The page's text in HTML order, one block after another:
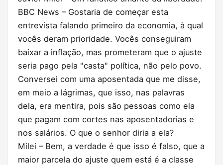
BBC News – Gostaria de começar esta
entrevista falando primeiro da economia, à qual
vocês deram prioridade. Vocês conseguiram
baixar a inflação, mas prometeram que o ajuste
seria pago pela "casta" política, não pelo povo.
Conversei com uma aposentada que me disse,
em meio a lágrimas, que isso, nas palavras
dela, era mentira, pois são pessoas como ela
que pagam com cortes nas aposentadorias e
nos salários. O que o senhor diria a ela?
Milei – Bem, a verdade é que isso é falso, que a
maior parcela do ajuste quem está é a classe